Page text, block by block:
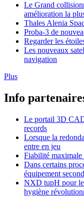
Le Grand
amélioration la
Thales Alenia
Proba-3 de
Regarder les
Les nouveaux
navigation
Plus
Info
Le portail 3D
records
Lorsque la
entre en jeu
Fiabilité maximale
Dans certains
équipement
NXD tupH pour
hygiène